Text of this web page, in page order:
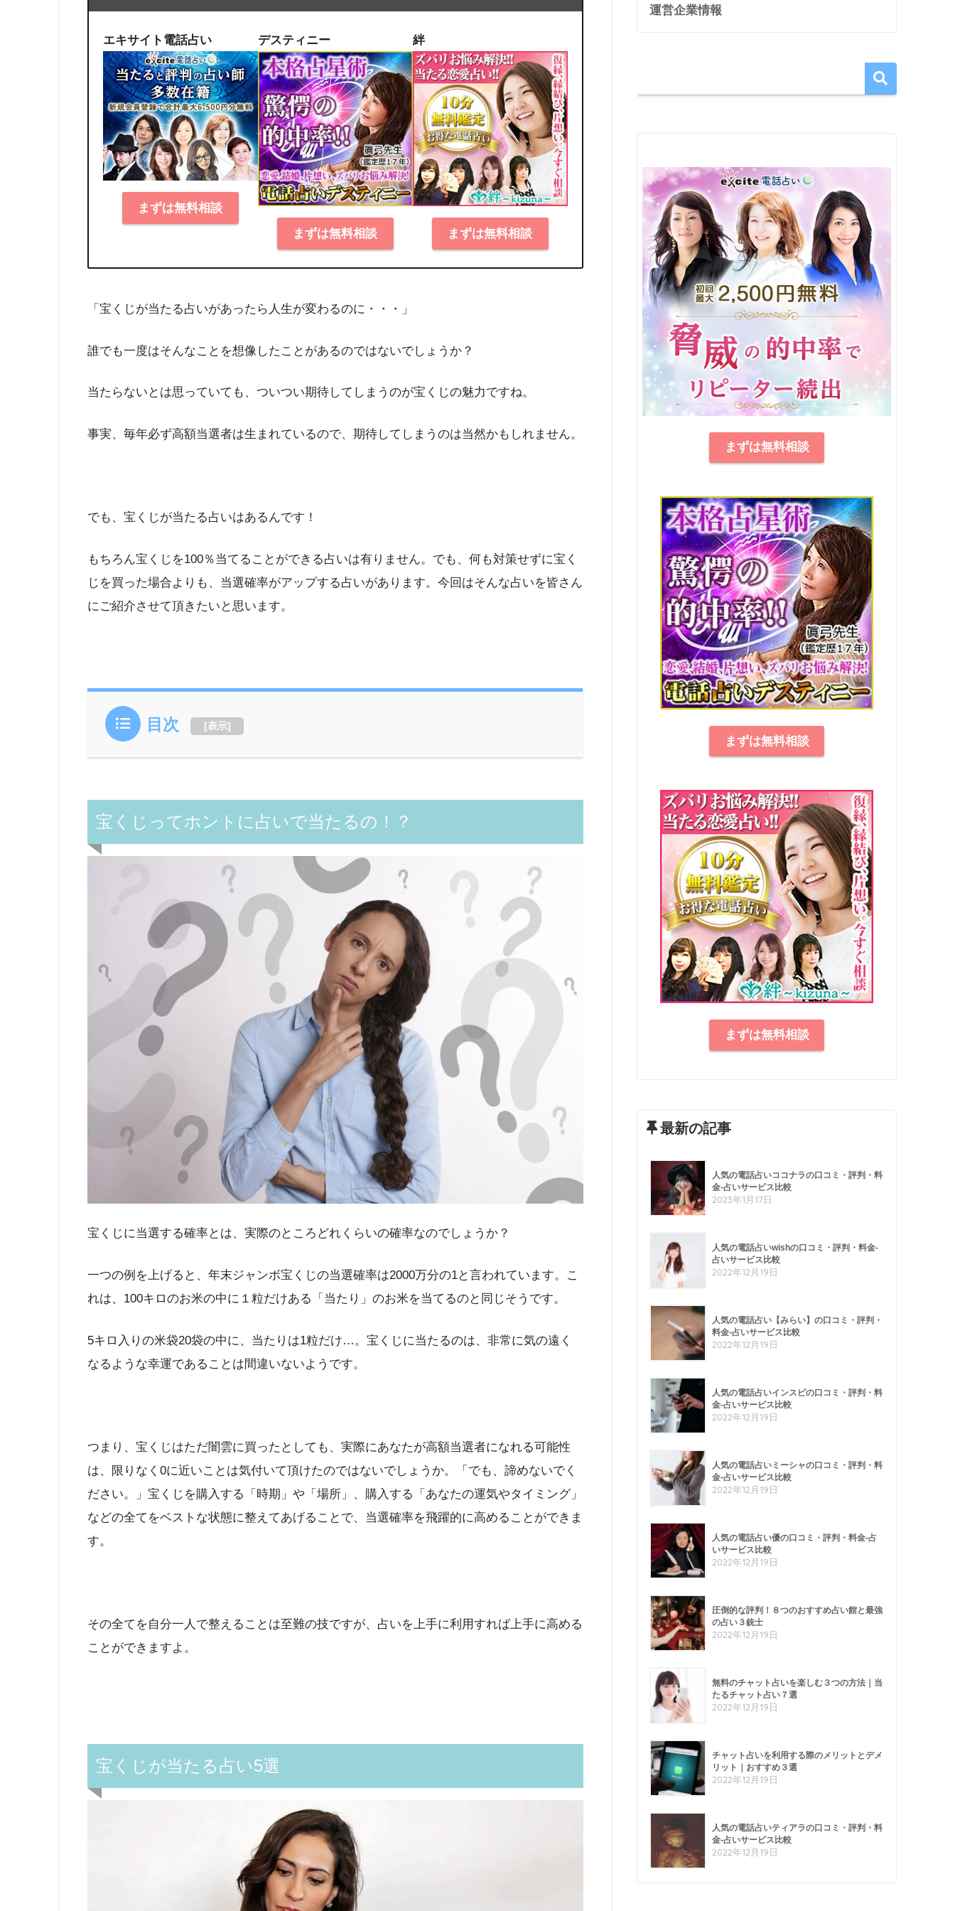
エキサイト電話占い
まずは無料相談
デスティニー
まずは無料相談
絆
まずは無料相談
「宝くじが当たる占いがあったら人生が変わるのに・・・」
誰でも一度はそんなことを想像したことがあるのではないでしょうか？
当たらないとは思っていても、ついつい期待してしまうのが宝くじの魅力ですね。
事実、毎年必ず高額当選者は生まれているので、期待してしまうのは当然かもしれません。
でも、宝くじが当たる占いはあるんです！
もちろん宝くじを100％当てることができる占いは有りません。でも、何も対策せずに宝く
じを買った場合よりも、当選確率がアップする占いがあります。今回はそんな占いを皆さん
にご紹介させて頂きたいと思います。
目次 [表示]
宝くじってホントに占いで当たるの！？
宝くじに当選する確率とは、実際のところどれくらいの確率なのでしょうか？
一つの例を上げると、年末ジャンボ宝くじの当選確率は2000万分の1と言われています。こ
れは、100キロのお米の中に１粒だけある「当たり」のお米を当てるのと同じそうです。
5キロ入りの米袋20袋の中に、当たりは1粒だけ…。宝くじに当たるのは、非常に気の遠く
なるような幸運であることは間違いないようです。
つまり、宝くじはただ闇雲に買ったとしても、実際にあなたが高額当選者になれる可能性
は、限りなく0に近いことは気付いて頂けたのではないでしょうか。「でも、諦めないでく
ださい。」宝くじを購入する「時期」や「場所」、購入する「あなたの運気やタイミング」
などの全てをベストな状態に整えてあげることで、当選確率を飛躍的に高めることができま
す。
その全てを自分一人で整えることは至難の技ですが、占いを上手に利用すれば上手に高める
ことができますよ。
宝くじが当たる占い5選
運営企業情報
まずは無料相談
まずは無料相談
まずは無料相談
最新の記事
人気の電話占いココナラの口コミ・評判・料
金-占いサービス比較
2023年1月17日
人気の電話占いwishの口コミ・評判・料金-
占いサービス比較
2022年12月19日
人気の電話占い【みらい】の口コミ・評判・
料金-占いサービス比較
2022年12月19日
人気の電話占いインスピの口コミ・評判・料
金-占いサービス比較
2022年12月19日
人気の電話占いミーシャの口コミ・評判・料
金-占いサービス比較
2022年12月19日
人気の電話占い優の口コミ・評判・料金-占
いサービス比較
2022年12月19日
圧倒的な評判！８つのおすすめ占い館と最強
の占い３銃士
2022年12月19日
無料のチャット占いを楽しむ３つの方法｜当
たるチャット占い７選
2022年12月19日
チャット占いを利用する際のメリットとデメ
リット｜おすすめ３選
2022年12月19日
人気の電話占いティアラの口コミ・評判・料
金-占いサービス比較
2022年12月19日